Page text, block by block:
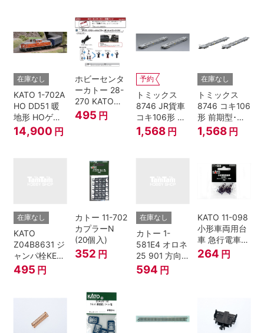
在庫なし
KATO 1-702A
HO DD51 暖
地形 HOゲー
ジ
14,900 円
ホビーセンタ
ーカトー 28-
270 KATOナ
ックルカプラ
ー 黒 センタ
495 円
予約
トミックス
8746 JR貨車
コキ106形 前
期型･新塗装･
コンテナな
1,568 円
在庫なし
トミックス
8746 コキ106
形 前期型･新
塗装･コンテ
ナなし･2両セ
1,568 円
在庫なし
KATO
Z04B8631 ジ
ャンパ栓KE76
濃青 ランナー
495 円
カトー 11-702
カプラーN
(20個入)
352 円
在庫なし
カトー 1-
581E4 オロネ
25 901 方向
幕 4両分
594 円
KATO 11-098
小形車両用台
車 急行電車1
Bトレインシ
ョーティー 対
264 円